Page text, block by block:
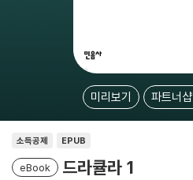
미리보기 파트너샵
소득공제 EPUB
eBook 드라큘라 1